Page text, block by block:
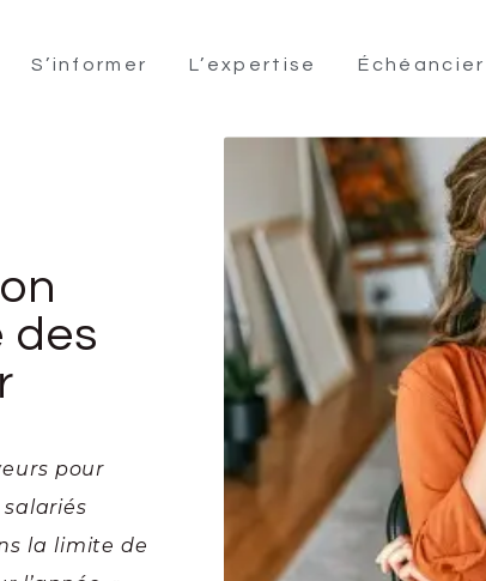
S’informer L’expertise Échéancier
des
pour
la limite de